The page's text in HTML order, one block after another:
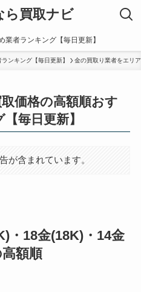
ら買取ナビ
者ランキング【毎日更新】
ンキング【毎日更新】 金の買取り業者をエリ
価格の高額順おす
毎日更新】
が含まれています。
・18金(18K)・14金
額順